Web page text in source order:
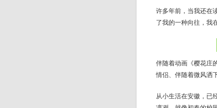
许多年前，当我还在
了我的一种向往，我
伴随着动画《樱花庄
情侣、伴随着微风洒
从小生活在安徽，已